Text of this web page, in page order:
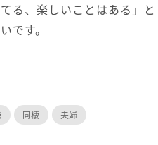
る、楽しいことはある」と
です。
同棲
夫婦